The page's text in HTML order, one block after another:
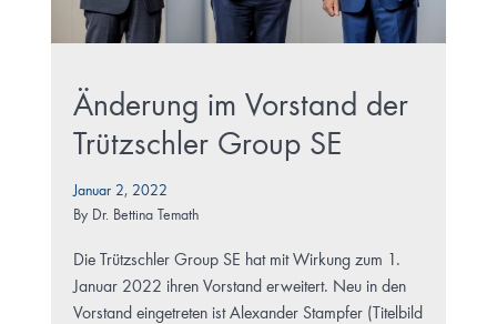
Änderung im Vorstand der
Trützschler Group SE
Januar 2, 2022
By Dr. Bettina Temath
Die Trützschler Group SE hat mit Wirkung zum 1.
Januar 2022 ihren Vorstand erweitert. Neu in den
Vorstand eingetreten ist Alexander Stampfer (Titelbild